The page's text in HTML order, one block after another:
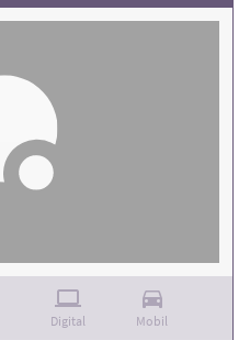
Digital Mobil